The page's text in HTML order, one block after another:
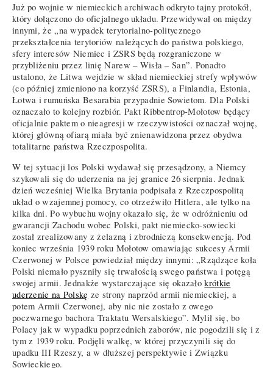
Już po wojnie w niemieckich archiwach odkryto tajny protokół,
który dołączono do oficjalnego układu. Przewidywał on między
innymi, że „na wypadek terytorialno-politycznego
przekształcenia terytoriów należących do państwa polskiego,
sfery interesów Niemiec i ZSRS będą rozgraniczone w
przybliżeniu przez linię Narew – Wisła – San”. Ponadto
ustalono, że Litwa wejdzie w skład niemieckiej strefy wpływów
(co później zmieniono na korzyść ZSRS), a Finlandia, Estonia,
Łotwa i rumuńska Besarabia przypadnie Sowietom. Dla Polski
oznaczało to kolejny rozbiór. Pakt Ribbentrop-Mołotow będący
oficjalnie paktem o nieagresji w rzeczywistości oznaczał wojnę,
której główną ofiarą miała być znienawidzona przez obydwa
totalitarne państwa Rzeczpospolita.
W tej sytuacji los Polski wydawał się przesądzony, a Niemcy
szykowali się do uderzenia na jej granice 26 sierpnia. Jednak
dzień wcześniej Wielka Brytania podpisała z Rzeczpospolitą
układ o wzajemnej pomocy, co otrzeźwiło Hitlera, ale tylko na
kilka dni. Po wybuchu wojny okazało się, że w odróżnieniu od
gwarancji Zachodu wobec Polski, pakt niemiecko-sowiecki
został zrealizowany z żelazną i zbrodniczą konsekwencją. Pod
koniec września 1939 roku Mołotow omawiając sukcesy Armii
Czerwonej w Polsce powiedział między innymi: „Rządzące koła
Polski niemało pyszniły się trwałością swego państwa i potęgą
swojej armii. Jednakże wystarczające się okazałokrótkie
uderzenie na Polskę ze strony naprzód armii niemieckiej, a
potem Armii Czerwonej, aby nic nie zostało z owego
poczwarnego bachora Traktatu Wersalskiego”. Mylił się, bo
Polacy jak w wypadku poprzednich zaborów, nie pogodzili się i z
tym z 1939 roku. Podjęli walkę, w której przyczynili się do
upadku III Rzeszy, a w dłuższej perspektywie i Związku
Sowieckiego.